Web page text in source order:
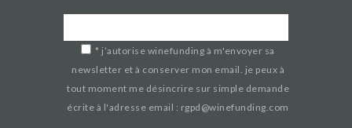
* j’autorise winefunding à m'envoyer sa
newsletter et à conserver mon email. je peux à
tout moment me désincrire sur simple demande
écrite à l'adresse email : rgpd@winefunding.com